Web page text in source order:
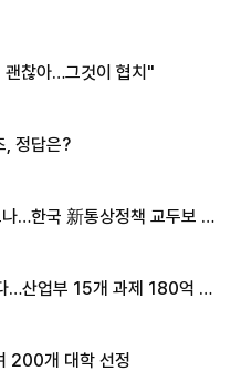
찮아…그것이 협치"
, 정답은?
…한국 新통상정책 교두보 활
…산업부 15개 과제 180억 지
200개 대학 선정